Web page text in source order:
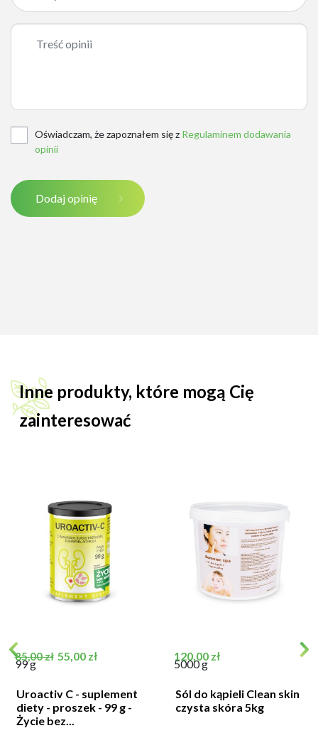
Oświadczam, że zapoznałem się z Regulaminem dodawania
opinii
Dodaj opinię
Inne produkty, które mogą Cię
zainteresować
Cena podstawowa
85,00 zł Cena
55,00 zł
99 g
Uroactiv C - suplement
diety - proszek - 99 g -
Życie bez...
Cena
120,00 zł
5000 g
Sól do kąpieli Clean skin
czysta skóra 5kg